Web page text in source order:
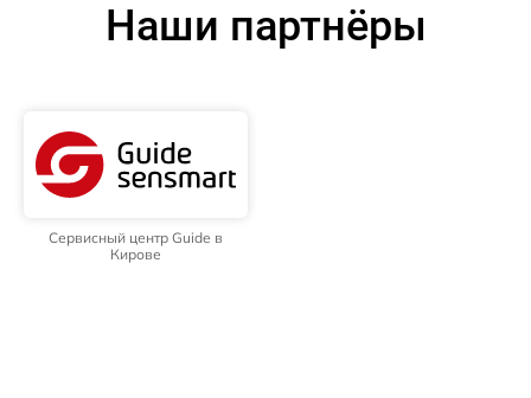
Наши партнёры
Сервисный центр Guide в
Кирове